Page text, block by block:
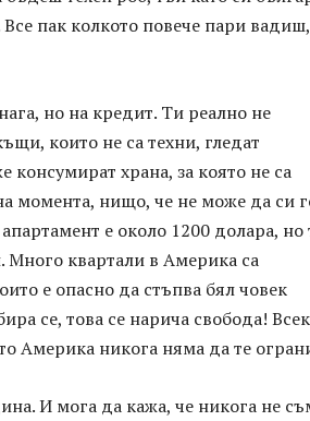
пак колкото повече пари вадиш,
но на кредит. Ти реално не
които не са техни, гледат
консумират храна, за която не са
момента, нищо, че не може да си
е около 1200 долара, но
Много квартали в Америка са
е опасно да стъпва бял човек
се, това се нарича свобода!
Америка никога няма да те
И мога да кажа, че никога не